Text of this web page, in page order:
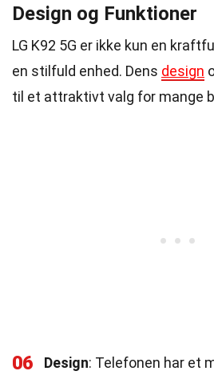
Design og Funktioner
LG K92 5G er ikke kun en
en stilfuld enhed. Dens design
til et attraktivt valg for mange
06 Design: Telefonen har et